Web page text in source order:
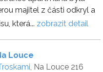
majitel z části odkryl a
která... zobrazit detail
Louce
, Na Louce 216